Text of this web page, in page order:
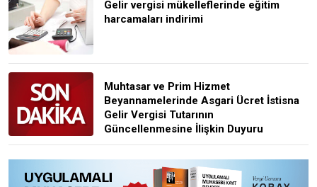
Gelir vergisi mükelleflerinde eğitim
harcamaları indirimi
Muhtasar ve Prim Hizmet
Beyannamelerinde Asgari Ücret İstisna
Gelir Vergisi Tutarının
Güncellenmesine İlişkin Duyuru